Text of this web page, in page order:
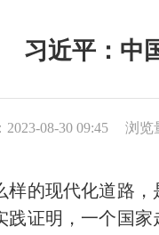
习近平：中
2023-08-30 09:45 浏览
现代化道路，
践证明，一个国